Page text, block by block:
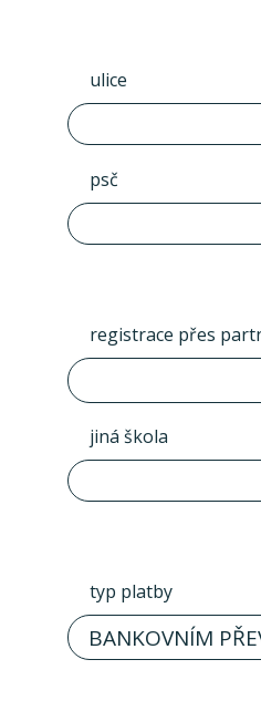
ulice
psč
registrace přes
jiná škola
typ platby
BANKOVNÍM